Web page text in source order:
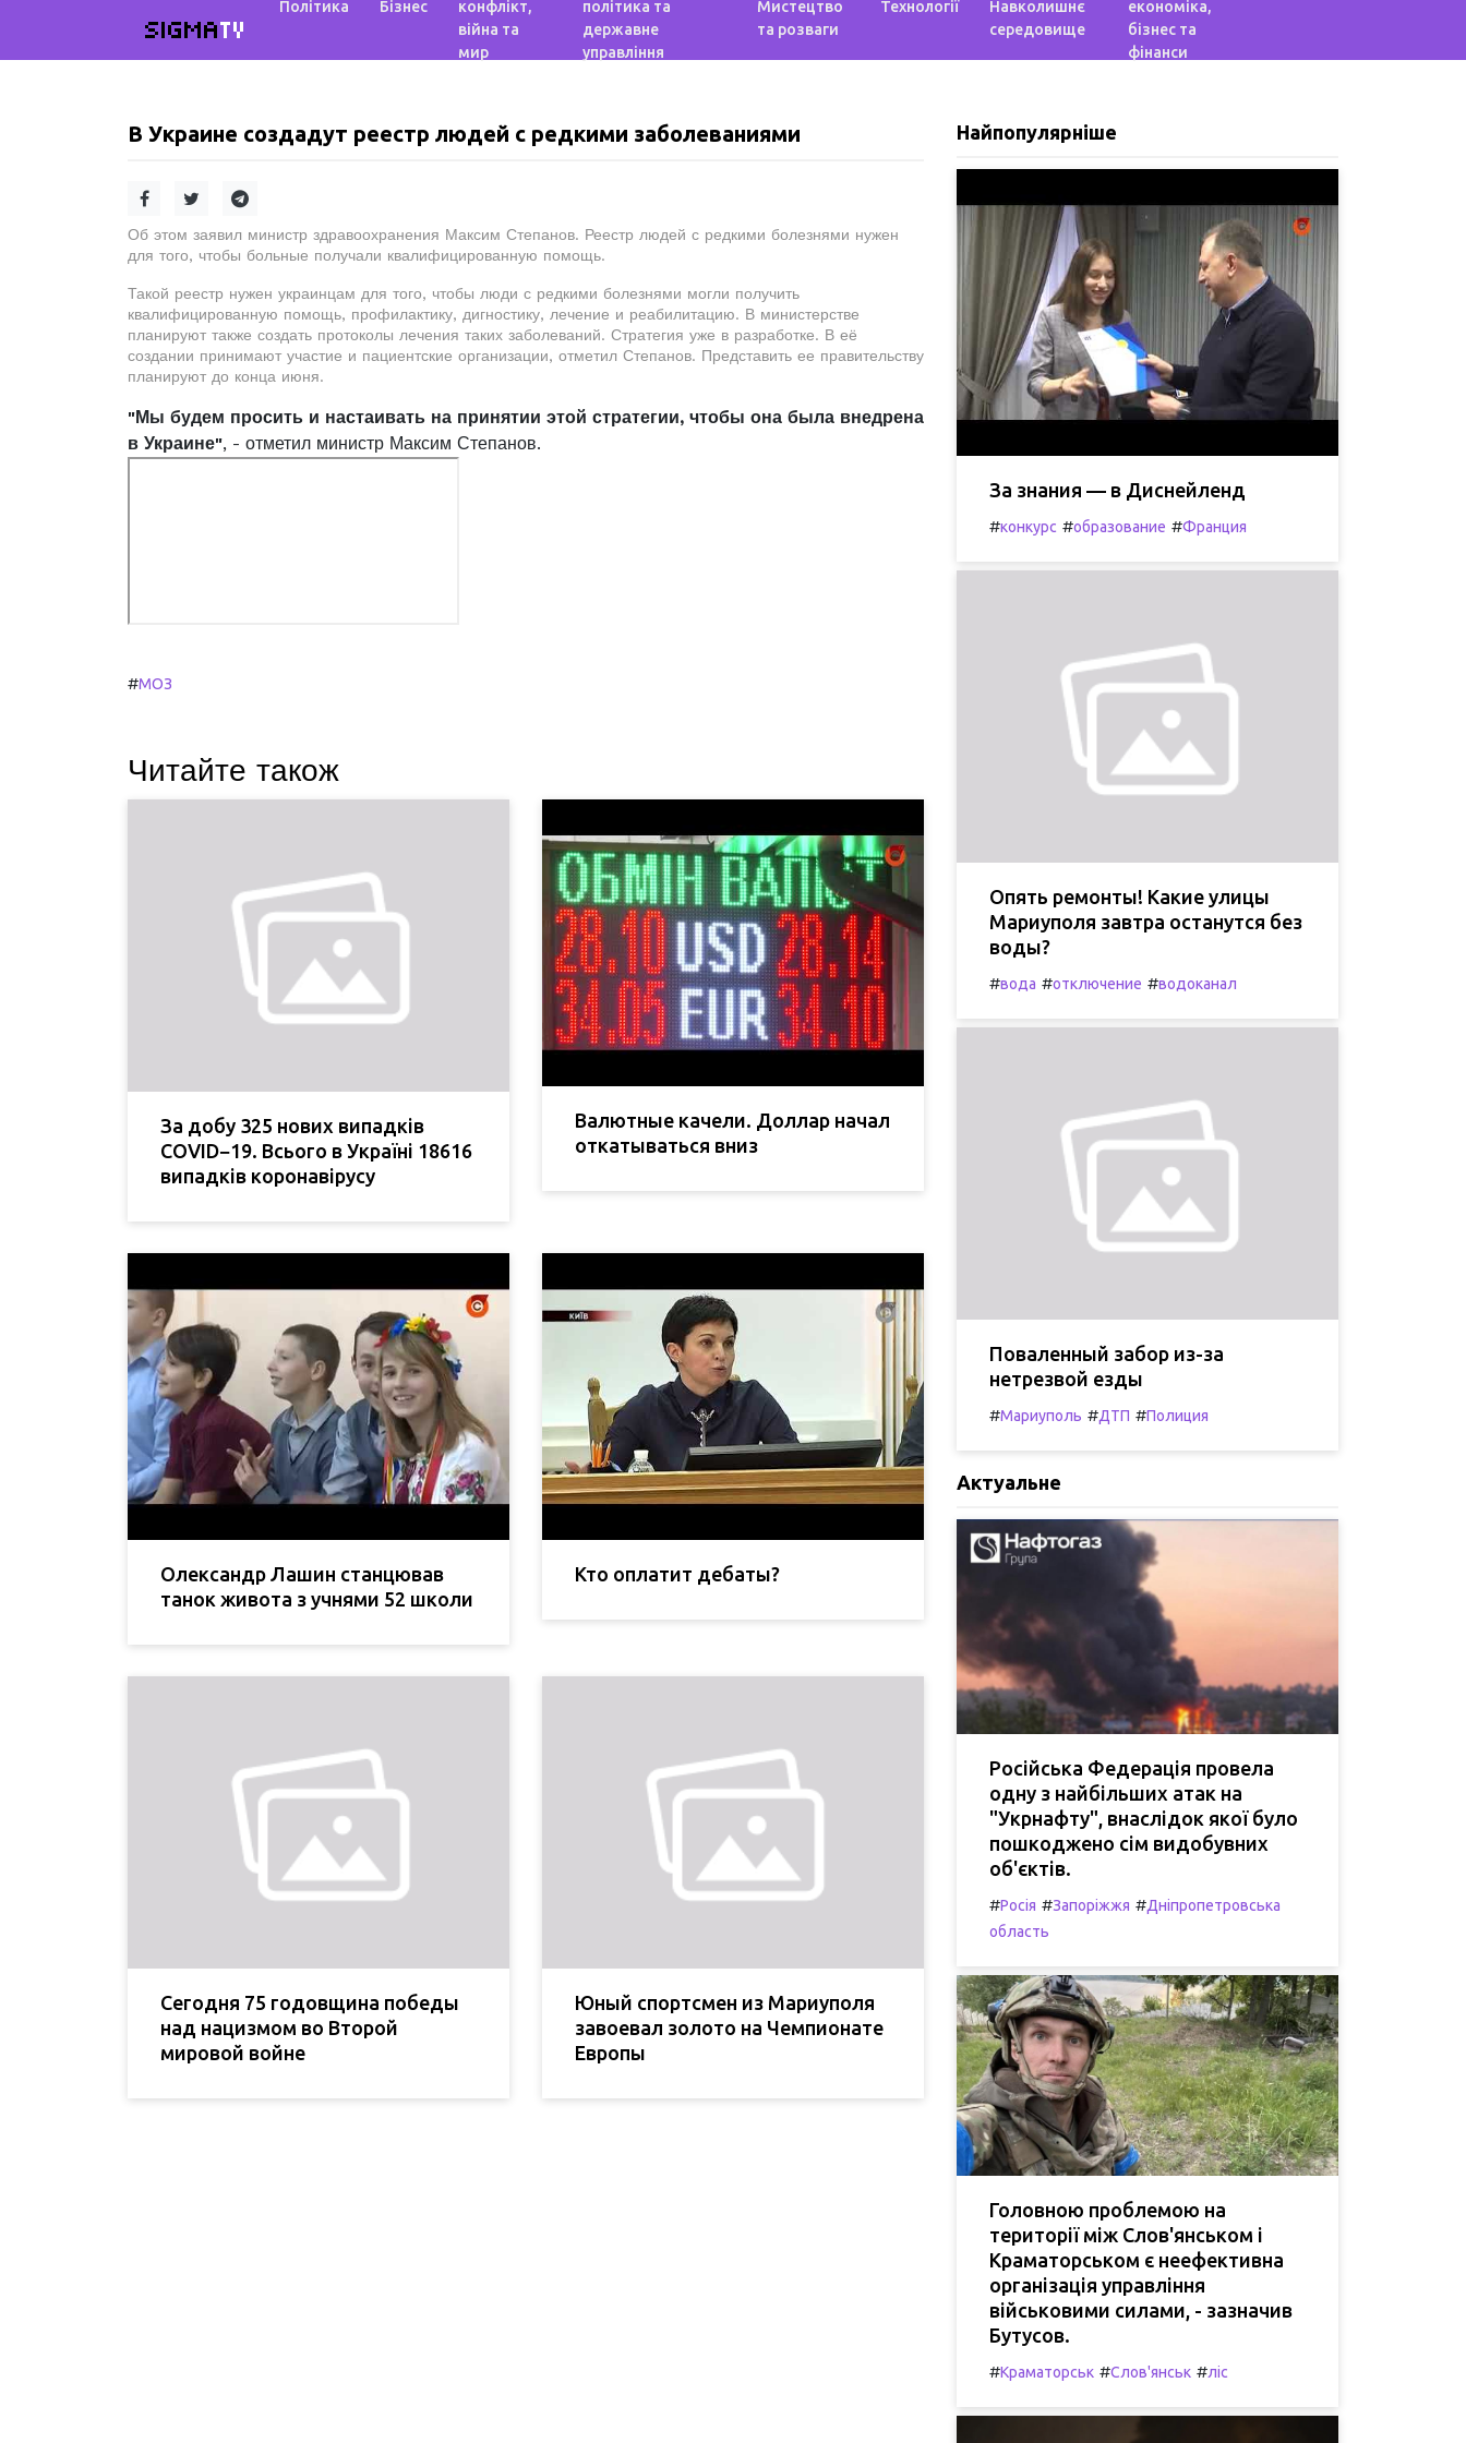
SIGMATV
Політика Бізнес
конфлікт,
війна та
мир
політика та
державне
управління
Мистецтво
та розваги
Технології
Навколишнє
середовище
економіка,
бізнес та
фінанси
В Украине создадут реестр людей с редкими заболеваниями
Об этом заявил министр здравоохранения Максим Степанов. Реестр людей с редкими болезнями нужен
для того, чтобы больные получали квалифицированную помощь.
Такой реестр нужен украинцам для того, чтобы люди с редкими болезнями могли получить
квалифицированную помощь, профилактику, дигностику, лечение и реабилитацию. В министерстве
планируют также создать протоколы лечения таких заболеваний. Стратегия уже в разработке. В её
создании принимают участие и пациентские организации, отметил Степанов. Представить ее правительству
планируют до конца июня.
"Мы будем просить и настаивать на принятии этой стратегии, чтобы она была внедрена
в Украине", - отметил министр Максим Степанов.
#МОЗ
Читайте також
За добу 325 нових випадків
COVID−19. Всього в Україні 18616
випадків коронавірусу
Валютные качели. Доллар начал
откатываться вниз
Олександр Лашин станцював
танок живота з учнями 52 школи
Кто оплатит дебаты?
Сегодня 75 годовщина победы
над нацизмом во Второй
мировой войне
Юный спортсмен из Мариуполя
завоевал золото на Чемпионате
Европы
Найпопулярніше
За знания — в Диснейленд
#конкурс #образование #Франция
Опять ремонты! Какие улицы
Мариуполя завтра останутся без
воды?
#вода #отключение #водоканал
Поваленный забор из-за
нетрезвой езды
#Мариуполь #ДТП #Полиция
Актуальне
Російська Федерація провела
одну з найбільших атак на
"Укрнафту", внаслідок якої було
пошкоджено сім видобувних
об'єктів.
#Росія #Запоріжжя #Дніпропетровська
область
Головною проблемою на
території між Слов'янськом і
Краматорськом є неефективна
організація управління
військовими силами, - зазначив
Бутусов.
#Краматорськ #Слов'янськ #ліс